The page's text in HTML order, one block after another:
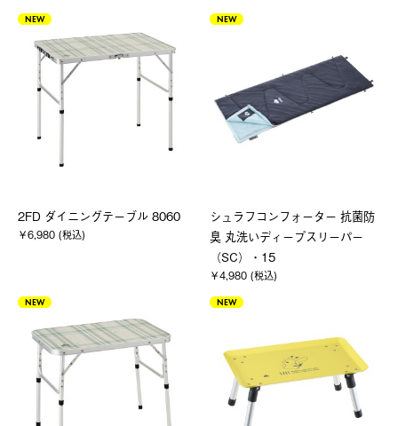
NEW
2FD ダイニングテーブル 8060
￥6,980 (税込)
NEW
シュラフコンフォーター 抗菌防
臭 丸洗いディープスリーパー
（SC）・15
￥4,980 (税込)
NEW NEW